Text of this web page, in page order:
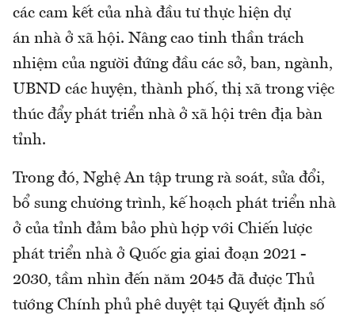
các cam kết của nhà đầu tư thực hiện dự
án nhà ở xã hội. Nâng cao tinh thần trách
nhiệm của người đứng đầu các sở, ban, ngành,
UBND các huyện, thành phố, thị xã trong việc
thúc đẩy phát triển nhà ở xã hội trên địa bàn
tỉnh.
Trong đó, Nghệ An tập trung rà soát, sửa đổi,
bổ sung chương trình, kế hoạch phát triển nhà
ở của tỉnh đảm bảo phù hợp với Chiến lược
phát triển nhà ở Quốc gia giai đoạn 2021 -
2030, tầm nhìn đến năm 2045 đã được Thủ
tướng Chính phủ phê duyệt tại Quyết định số